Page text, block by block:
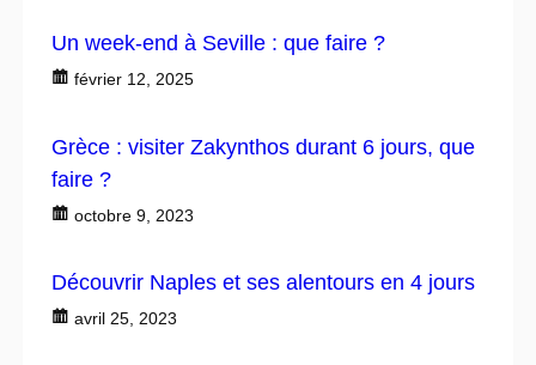
Un week-end à Seville : que faire ?
février 12, 2025
Grèce : visiter Zakynthos durant 6 jours, que
faire ?
octobre 9, 2023
Découvrir Naples et ses alentours en 4 jours
avril 25, 2023